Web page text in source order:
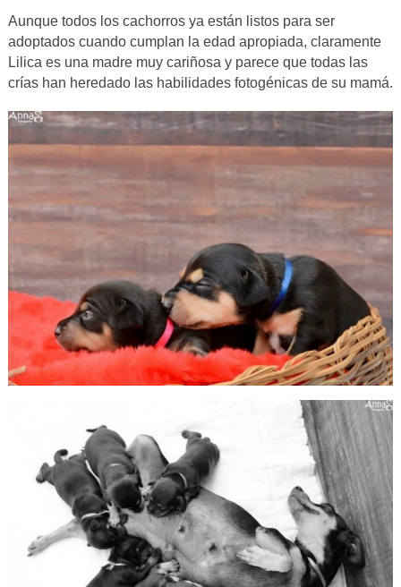
Aunque todos los cachorros ya están listos para ser
adoptados cuando cumplan la edad apropiada, claramente
Lilica es una madre muy cariñosa y parece que todas las
crías han heredado las habilidades fotogénicas de su mamá.